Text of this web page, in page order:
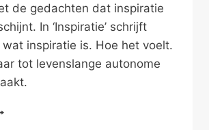
de gedachten dat inspiratie
In ‘Inspiratie’ schrijft
wat inspiratie is. Hoe het voelt.
tot levenslange autonome